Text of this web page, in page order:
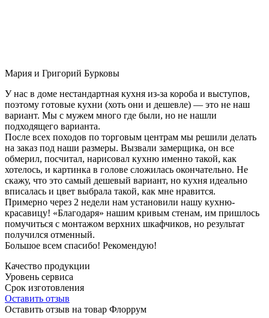
Мария и Григорий Бурковы
У нас в доме нестандартная кухня из-за короба и выступов,
поэтому готовые кухни (хоть они и дешевле) — это не наш
вариант. Мы с мужем много где были, но не нашли
подходящего варианта.
После всех походов по торговым центрам мы решили делать
на заказ под наши размеры. Вызвали замерщика, он все
обмерил, посчитал, нарисовал кухню именно такой, как
хотелось, и картинка в голове сложилась окончательно. Не
скажу, что это самый дешевый вариант, но кухня идеально
вписалась и цвет выбрала такой, как мне нравится.
Примерно через 2 недели нам установили нашу кухню-
красавицу! «Благодаря» нашим кривым стенам, им пришлось
помучиться с монтажом верхних шкафчиков, но результат
получился отменный.
Большое всем спасибо! Рекомендую!
Качество продукции
Уровень сервиса
Срок изготовления
Оставить отзыв
Оставить отзыв на товар Флоррум